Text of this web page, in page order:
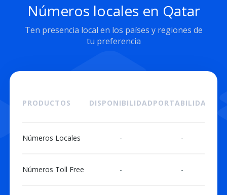
Números locales en Qatar
Ten presencia local en los países y regiones de
tu preferencia
PRODUCTOS DISPONIBILIDADPORTABILIDAD
Números Locales - -
Números Toll Free - -